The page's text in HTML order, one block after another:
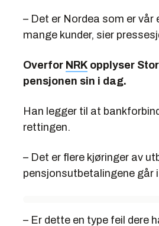
– Det er Nordea som er
mange kunder, sier
Overfor NRK opplyser
pensjonen sin i dag.
Han legger til at
rettingen.
– Det er flere kjøringer av
pensjonsutbetalingene
– Er dette en type feil dere